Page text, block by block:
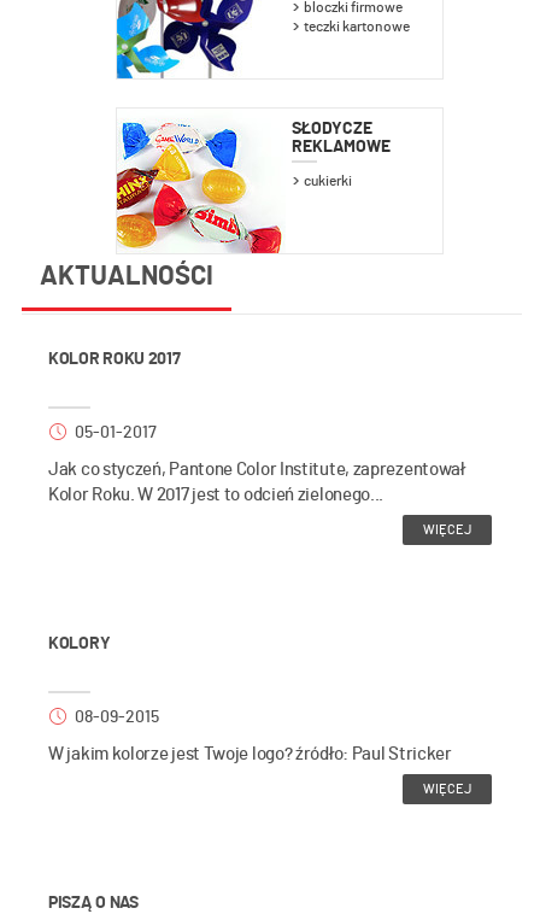
bloczki firmowe
teczki kartonowe
SŁODYCZE
REKLAMOWE
cukierki
AKTUALNOŚCI
KOLOR ROKU 2017
05-01-2017
Jak co styczeń, Pantone Color Institute, zaprezentował
Kolor Roku. W 2017 jest to odcień zielonego...
WIĘCEJ
KOLORY
08-09-2015
W jakim kolorze jest Twoje logo? źródło: Paul Stricker
WIĘCEJ
PISZĄ O NAS